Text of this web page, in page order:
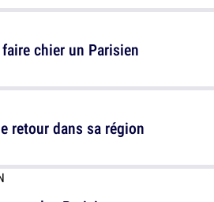
chier un Parisien
retour dans sa région